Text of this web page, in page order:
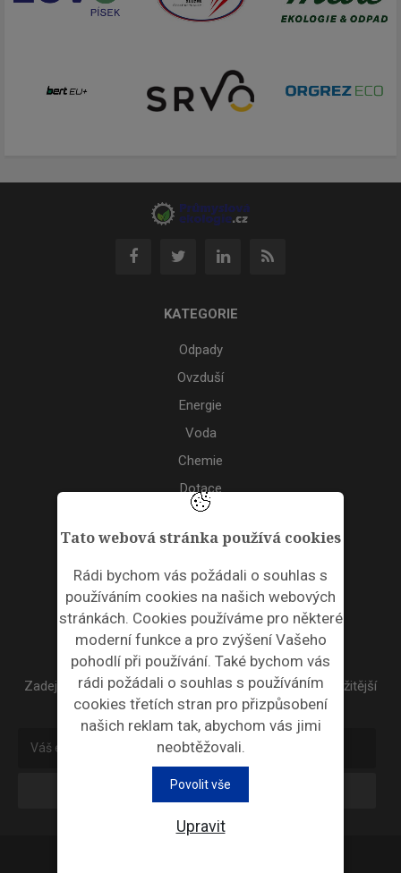
Tato webová stránka používá cookies
Rádi bychom vás požádali o souhlas s
používáním cookies na našich webových
stránkách. Cookies používáme pro některé
moderní funkce a pro zvýšení Vašeho
pohodlí při používání. Také bychom vás
rádi požádali o souhlas s používáním
cookies třetích stran pro přizpůsobení
našich reklam tak, abychom vás jimi
neobtěžovali.
Povolit vše
Upravit
KATEGORIE
Odpady
Ovzduší
Energie
Voda
Chemie
Dotace
Akce
ODPADNÍ PLASTY
NEWSLETTER
Zadejte váš email a my Vám budeme zasílat ty nejdůležitější
informace, maximálně 1x týdně.
Odebírat